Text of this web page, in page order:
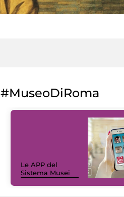
#MuseoDiRoma
Le APP del
Sistema Musei